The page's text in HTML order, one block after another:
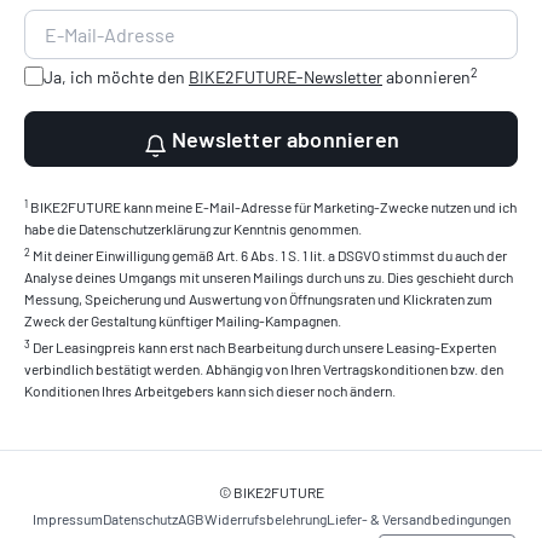
Ja, ich möchte den BIKE2FUTURE-Newsletterabonnieren2
Newsletter abonnieren
1 BIKE2FUTURE kann meine E-Mail-Adresse für Marketing-Zwecke nutzen und ich
habe die Datenschutzerklärung zur Kenntnis genommen.
2 Mit deiner Einwilligung gemäß Art. 6 Abs. 1 S. 1 lit. a DSGVO stimmst du auch der
Analyse deines Umgangs mit unseren Mailings durch uns zu. Dies geschieht durch
Messung, Speicherung und Auswertung von Öffnungsraten und Klickraten zum
Zweck der Gestaltung künftiger Mailing-Kampagnen.
3 Der Leasingpreis kann erst nach Bearbeitung durch unsere Leasing-Experten
verbindlich bestätigt werden. Abhängig von Ihren Vertragskonditionen bzw. den
Konditionen Ihres Arbeitgebers kann sich dieser noch ändern.
© BIKE2FUTURE
ImpressumDatenschutzAGBWiderrufsbelehrungLiefer- & Versandbedingungen